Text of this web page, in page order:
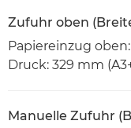
Zufuhr oben
Papiereinzug oben:
Druck: 329 mm
Manuelle Zufuhr